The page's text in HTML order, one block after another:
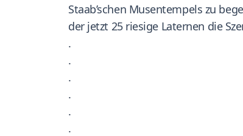
Staab’schen Musentempels zu
der jetzt 25 riesige Laternen die
.
.
.
.
.
.